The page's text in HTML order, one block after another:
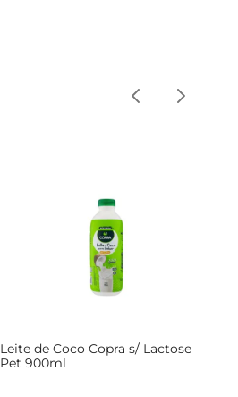
Leite de Coco Copra s/ Lactose
Pet 900ml